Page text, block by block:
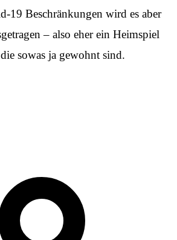
19 Beschränkungen wird es aber
– also eher ein Heimspiel
sowas ja gewohnt sind.